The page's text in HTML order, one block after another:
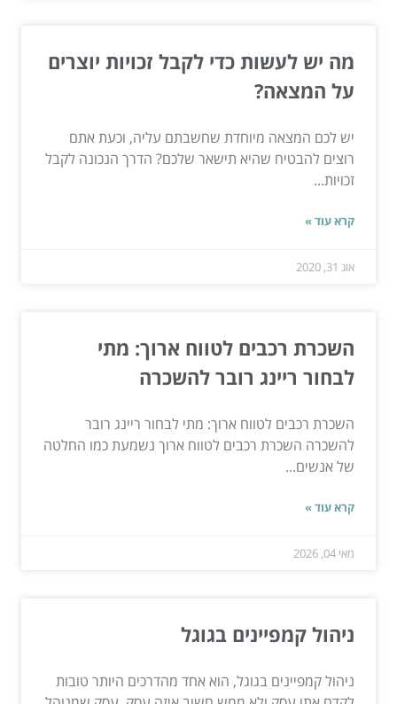
מה יש לעשות כדי לקבל זכויות יוצרים
על המצאה?
יש לכם המצאה מיוחדת שחשבתם עליה, וכעת אתם
רוצים להבטיח שהיא תישאר שלכם? הדרך הנכונה לקבל
זכויות...
קרא עוד »
אוג 31, 2020
השכרת רכבים לטווח ארוך: מתי
לבחור ריינג רובר להשכרה
השכרת רכבים לטווח ארוך: מתי לבחור ריינג רובר
להשכרה השכרת רכבים לטווח ארוך נשמעת כמו החלטה
של אנשים...
קרא עוד »
מאי 04, 2026
ניהול קמפיינים בגוגל
ניהול קמפיינים בגוגל, הוא אחד מהדרכים היותר טובות